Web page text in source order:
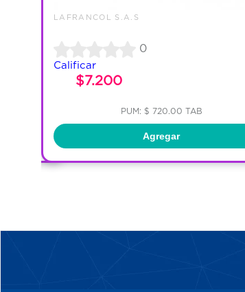
LAFRANCOL S.A.S
0
Calificar
$7.200
PUM: $ 720.00 TAB
Agregar